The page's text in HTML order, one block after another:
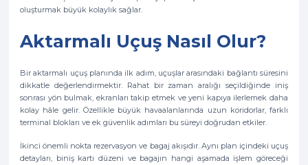
oluşturmak büyük kolaylık sağlar.
Aktarmalı Uçuş Nasıl Olur?
Bir aktarmalı uçuş planında ilk adım, uçuşlar arasındaki bağlantı süresini
dikkatle değerlendirmektir. Rahat bir zaman aralığı seçildiğinde iniş
sonrası yön bulmak, ekranları takip etmek ve yeni kapıya ilerlemek daha
kolay hâle gelir. Özellikle büyük havaalanlarında uzun koridorlar, farklı
terminal blokları ve ek güvenlik adımları bu süreyi doğrudan etkiler.
İkinci önemli nokta rezervasyon ve bagaj akışıdır. Aynı plan içindeki uçuş
detayları, biniş kartı düzeni ve bagajın hangi aşamada işlem göreceği